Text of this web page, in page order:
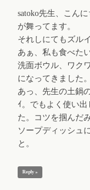
satoko先生、こん
が舞ってます。
それしにてもズル
あぁ、私も食べたい
洗面ボウル、ワク
になってきました。
あっ、先生の土鍋
ｲ。でもよく使い
た。コツを掴んだ
ソープディッシュ
と。
Reply »